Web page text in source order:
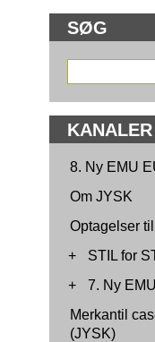
SØG
KANALER
8. Ny EMU
Om JYSK
Optagelser
+
STIL for
+
7. Ny
Merkantil
(JYSK)